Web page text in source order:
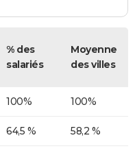
% des
salariés
Moyenne
des villes
100% 100%
64,5 % 58,2 %